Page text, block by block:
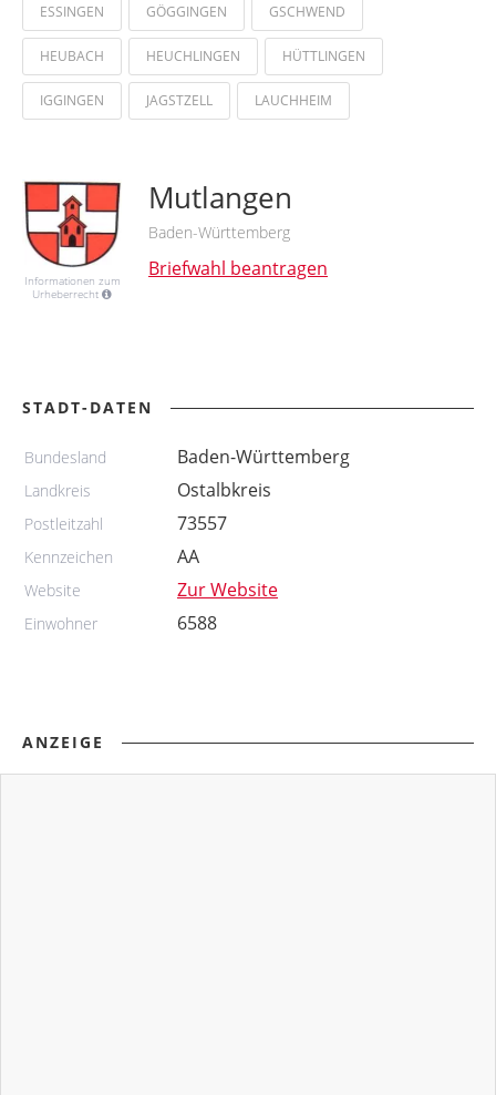
ESSINGEN GÖGGINGEN GSCHWEND
HEUBACH HEUCHLINGEN HÜTTLINGEN
IGGINGEN JAGSTZELL LAUCHHEIM
Informationen zum
Urheberrecht
Mutlangen
Baden-Württemberg
Briefwahl beantragen
STADT-DATEN
Bundesland Baden-Württemberg
Landkreis Ostalbkreis
Postleitzahl 73557
Kennzeichen AA
Website Zur Website
Einwohner 6588
ANZEIGE